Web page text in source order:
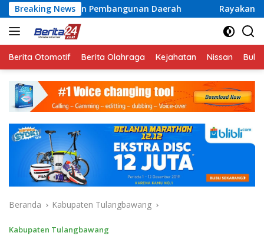
Langsung
ke
konten
Breaking News
Pembangunan Daerah Rayakan Semangat
Berita Otomotif Berita Olahraga Kejahatan Nissan
Beranda Kabupaten Tulangbawang
Kabupaten Tulangbawang